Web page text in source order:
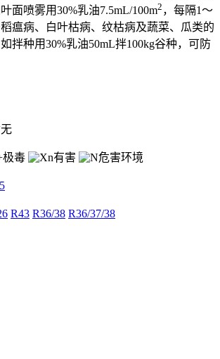
面喷雾用30%乳油7.5mL/100m2 ，每隔1～
瘟病、白叶枯病、纹枯病及蔬菜、瓜类的
拌种用30%乳油50mL拌100kg谷种，可防
极毒 有害 危害环境
R43 R36/38 R36/37/38